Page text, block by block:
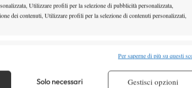
Utilizzare profili per la selezione di pubblicità personalizzata,
dei contenuti, Utilizzare profili per la selezione di contenuti personalizzati,
informazioni trasmesse automaticamente.
Per saperne di più su questi
Solo necessari Gestisci opzioni